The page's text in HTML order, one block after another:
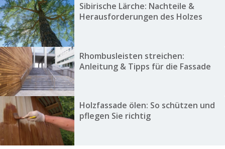
Sibirische Lärche: Nachteile &
Herausforderungen des Holzes
Rhombusleisten streichen:
Anleitung & Tipps für die Fassade
Holzfassade ölen: So schützen und
pflegen Sie richtig